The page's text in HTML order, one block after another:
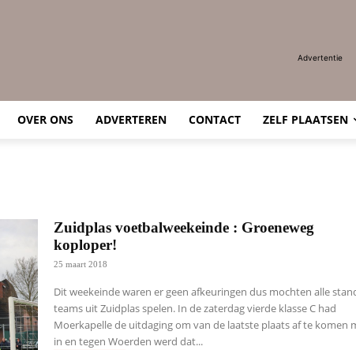
Advertentie
OVER ONS ADVERTEREN CONTACT ZELF PLAATSEN
Zuidplas voetbalweekeinde : Groeneweg
koploper!
25 maart 2018
Dit weekeinde waren er geen afkeuringen dus mochten alle
teams uit Zuidplas spelen. In de zaterdag vierde klasse C had
Moerkapelle de uitdaging om van de laatste plaats af te komen
in en tegen Woerden werd dat...